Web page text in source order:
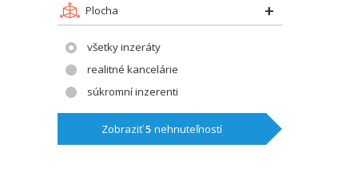
Plocha
všetky inzeráty
realitné kancelárie
súkromní inzerenti
Zobraziť5 nehnuteľností